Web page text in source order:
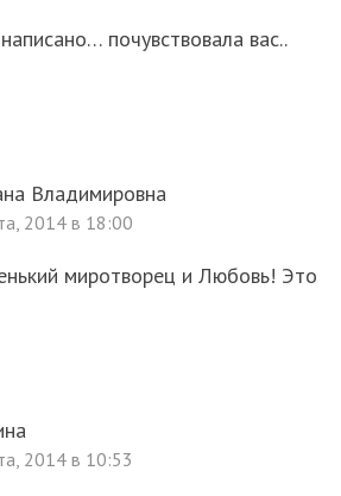
почувствовала вас..
Владимировна
2014 в 18:00
миротворец и Любовь! Это
2014 в 10:53